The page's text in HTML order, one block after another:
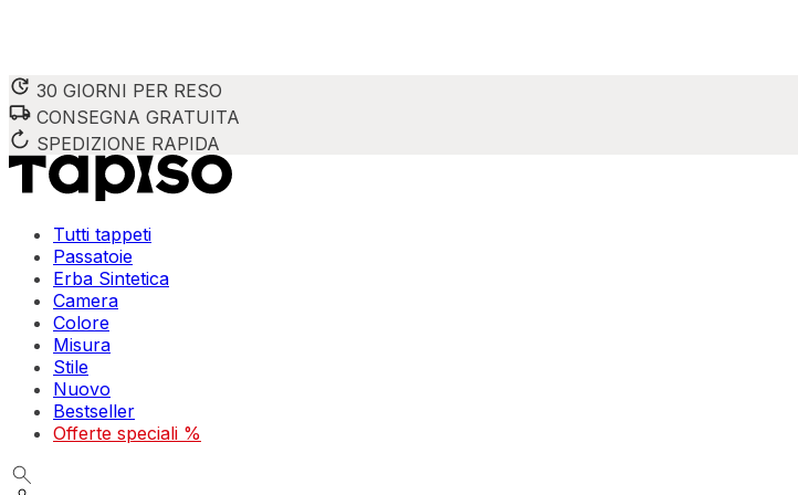
30 GIORNI PER RESO
CONSEGNA GRATUITA
SPEDIZIONE RAPIDA
Tutti tappeti
Passatoie
Erba Sintetica
Camera
Colore
Misura
Stile
Nuovo
Bestseller
Offerte speciali %